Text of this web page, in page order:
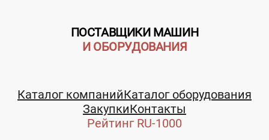
ПОСТАВЩИКИ МАШИН
И ОБОРУДОВАНИЯ
Каталог компанийКаталог оборудования
ЗакупкиКонтакты
Рейтинг RU-1000